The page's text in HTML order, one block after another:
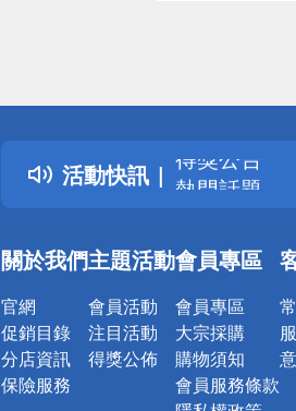
活動快訊
詐騙網頁！
得獎公告
熱門話題
銀行優惠
詐騙網頁！
關於我們
官網
促銷目錄
分店資訊
保險服務
主題活動
會員活動
注目活動
得獎公佈
會員專區
會員專區
大宗採購
購物須知
會員服務條款